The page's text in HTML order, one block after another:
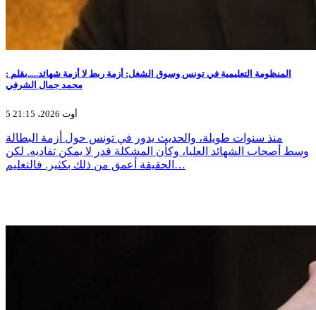
المنظومة التعليمية في تونس وسوق الشغل: أزمة ربط لا أزمة شهائد.....بقلم :
محمد جمال الشرفي
5 أوت 2026، 21:15
منذ سنوات طويلة، والحديث يدور في تونس حول أزمة البطالة
وسط أصحاب الشهائد العليا، وكأن المشكلة قدر لا يمكن تفاديه. لكن
الحقيقة أعمق من ذلك بكثير. فالتعليم…